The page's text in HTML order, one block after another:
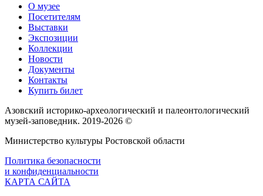
О музее
Посетителям
Выставки
Экспозиции
Коллекции
Новости
Документы
Контакты
Купить билет
Азовский историко‑археологический и палеонтологический
музей‑заповедник. 2019-2026 ©
Министерство культуры Ростовской области
Политика безопасности
и конфиденциальности
КАРТА САЙТА